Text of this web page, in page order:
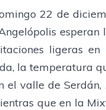
22 de
ligeras
la temperatura
el valle de
que en la